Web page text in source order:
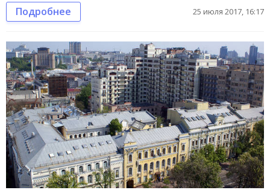
Подробнее 25 июля 2017, 16:17